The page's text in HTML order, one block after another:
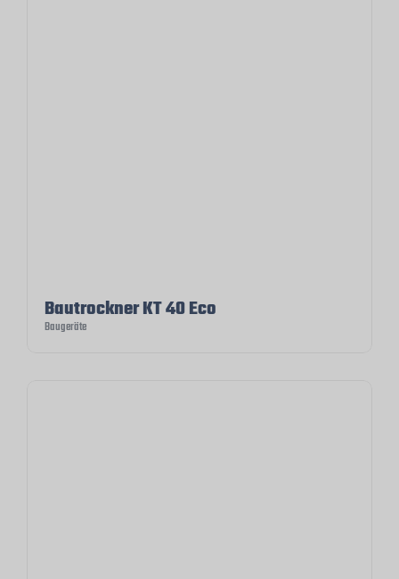
Bautrockner KT 40 Eco
Baugeräte